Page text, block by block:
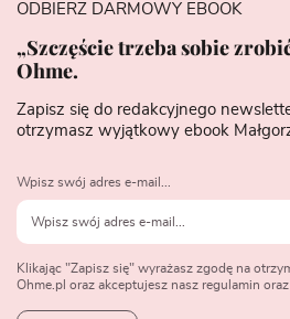
ODBIERZ DARMOWY EBOOK
„Szczęście trzeba sobie
Ohme.
Zapisz się do redakcyjnego
otrzymasz wyjątkowy ebook
Wpisz swój adres e-mail...
Klikając "Zapisz się" wyrażasz zgodę na
Ohme.pl oraz akceptujesz nasz regulamin